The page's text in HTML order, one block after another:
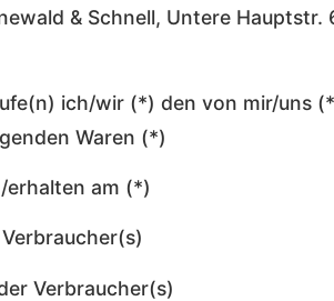
& Schnell, Untere Hauptstr.
ich/wir (*) den von mir/uns
Waren (*)
erhalten am (*)
Verbraucher(s)